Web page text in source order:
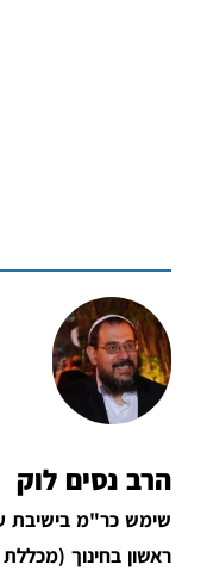
הרב נסים לוק
שימש כר"מ בישיבת
ראשון בחינוך